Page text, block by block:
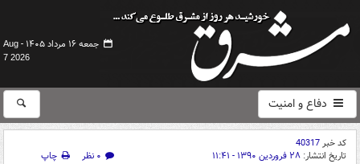
جمعه ۱۶ مرداد ۱۴۰۵ -
Aug
7 2026
دفاع و امنیت
کد خبر40317
تاریخ انتشار: ۲۸ فروردین ۱۳۹۰ - ۱۱:۴۱ ۰ نظر
چاپ